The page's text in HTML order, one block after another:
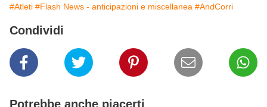
#Atleti #Flash News - anticipazioni e miscellanea #AndCorri
Condividi
Potrebbe anche piacerti